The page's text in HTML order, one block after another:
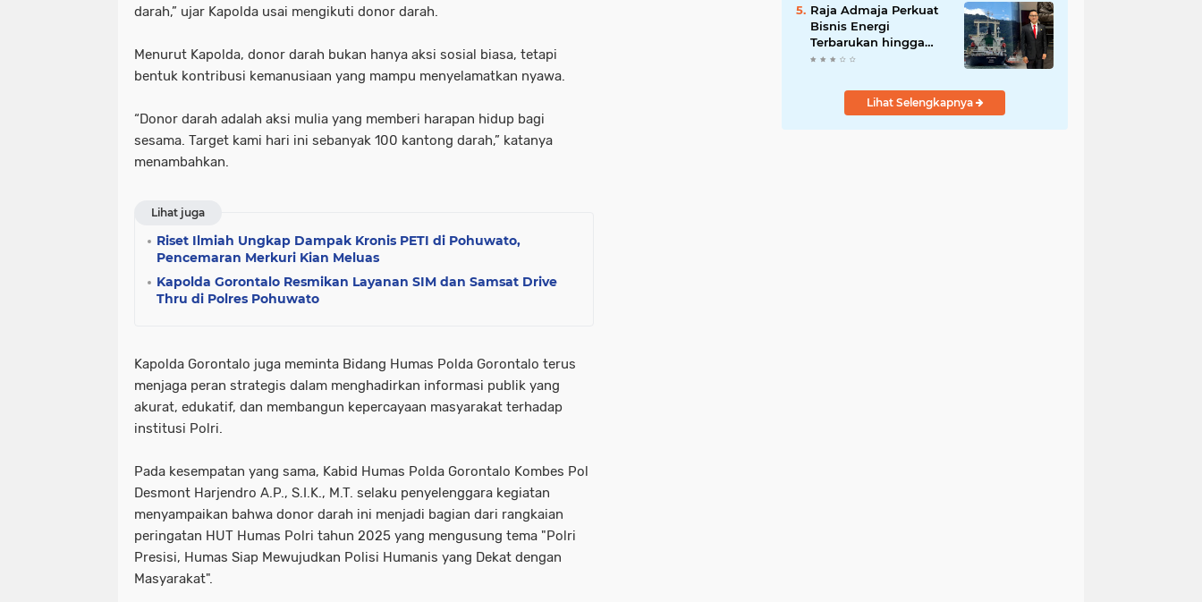
darah,” ujar Kapolda usai mengikuti donor darah.
Menurut Kapolda, donor darah bukan hanya aksi sosial biasa, tetapi
bentuk kontribusi kemanusiaan yang mampu menyelamatkan nyawa.
“Donor darah adalah aksi mulia yang memberi harapan hidup bagi
sesama. Target kami hari ini sebanyak 100 kantong darah,” katanya
menambahkan.
Lihat juga
Riset Ilmiah Ungkap Dampak Kronis PETI di Pohuwato,
Pencemaran Merkuri Kian Meluas
Kapolda Gorontalo Resmikan Layanan SIM dan Samsat Drive
Thru di Polres Pohuwato
Kapolda Gorontalo juga meminta Bidang Humas Polda Gorontalo terus
menjaga peran strategis dalam menghadirkan informasi publik yang
akurat, edukatif, dan membangun kepercayaan masyarakat terhadap
institusi Polri.
Pada kesempatan yang sama, Kabid Humas Polda Gorontalo Kombes Pol
Desmont Harjendro A.P., S.I.K., M.T. selaku penyelenggara kegiatan
menyampaikan bahwa donor darah ini menjadi bagian dari rangkaian
peringatan HUT Humas Polri tahun 2025 yang mengusung tema "Polri
Presisi, Humas Siap Mewujudkan Polisi Humanis yang Dekat dengan
Masyarakat".
Raja Admaja Perkuat
Bisnis Energi
Terbarukan hingga
Shipping Agency
Lihat Selengkapnya